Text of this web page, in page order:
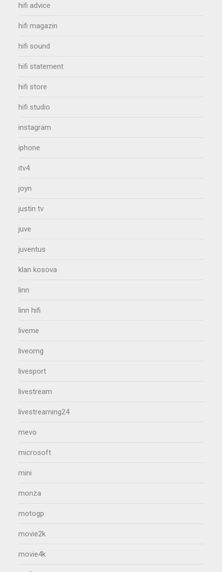
hifi advice
hifi magazin
hifi sound
hifi statement
hifi store
hifi studio
instagram
iphone
itv4
joyn
justin tv
juve
juventus
klan kosova
linn
linn hifi
liveme
liveomg
livesport
livestream
livestreaming24
mevo
microsoft
mini
monza
motogp
movie2k
movie4k